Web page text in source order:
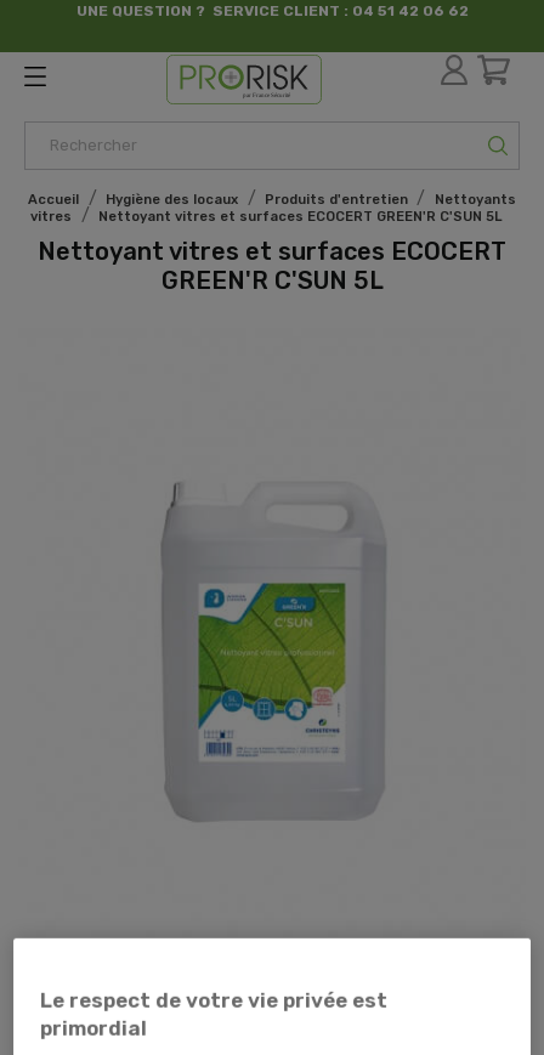
UNE QUESTION ? SERVICE CLIENT : 04 51 42 06 62
par France Sécurité
Accueil Hygiène des locaux Produits d'entretien
Nettoyants
vitres
Nettoyant vitres et surfaces ECOCERT GREEN'R C'SUN 5L
Nettoyant vitres et surfaces ECOCERT
GREEN'R C'SUN 5L
21,59 € TTC17,99 € HT
Le respect de votre vie privée est
primordial